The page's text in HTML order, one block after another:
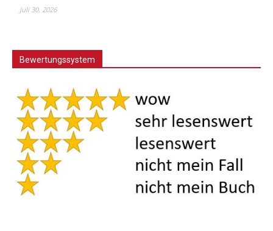
Juli 30, 2026
Bewertungssystem